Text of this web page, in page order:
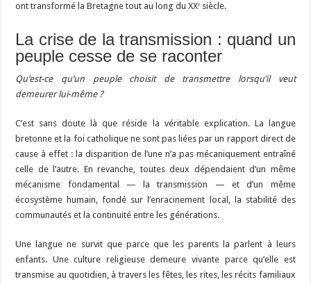
ont transformé la Bretagne tout au long du XXᵉ siècle.
La crise de la transmission : quand un
peuple cesse de se raconter
Qu’est-ce qu’un peuple choisit de transmettre lorsqu’il veut
demeurer lui-même ?
C’est sans doute là que réside la véritable explication. La langue
bretonne et la foi catholique ne sont pas liées par un rapport direct de
cause à effet : la disparition de l’une n’a pas mécaniquement entraîné
celle de l’autre. En revanche, toutes deux dépendaient d’un même
mécanisme fondamental — la transmission — et d’un même
écosystème humain, fondé sur l’enracinement local, la stabilité des
communautés et la continuité entre les générations.
Une langue ne survit que parce que les parents la parlent à leurs
enfants. Une culture religieuse demeure vivante parce qu’elle est
transmise au quotidien, à travers les fêtes, les rites, les récits familiaux